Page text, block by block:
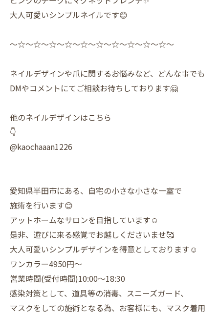
大人可愛いシンプルネイルです😊
〜☆〜☆〜☆〜☆〜☆〜☆〜☆〜☆〜☆〜☆〜
ネイルデザインや爪に関するお悩みなど、どんな事でも
DMやコメントにてご相談お待ちしております🤗
他のネイルデザインはこちら
👇
@kaochaaan1226
愛知県半田市にある、自宅の小さな小さな一室で
施術を行います😊
アットホームなサロンを目指しています☺️
是非、遊びに来る感覚でお越しくださいませ🥰
大人可愛いシンプルデザインを得意としております☺️
ワンカラー4950円〜
営業時間(受付時間)10:00〜18:30
感染対策として、道具等の消毒、スニーズガード、
マスクをしての施術となる為、お客様にも、マスク着用